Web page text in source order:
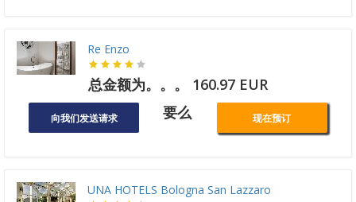
Re Enzo
总金额为。。。 160.97 EUR
向我们发送请求 要么 现在预订
UNA HOTELS Bologna San Lazzaro